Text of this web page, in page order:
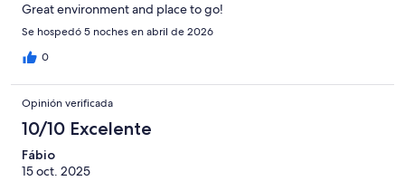
Great environment and place to go!
Se hospedó 5 noches en abril de 2026
0
Opinión verificada
10/10 Excelente
Fábio
15 oct. 2025